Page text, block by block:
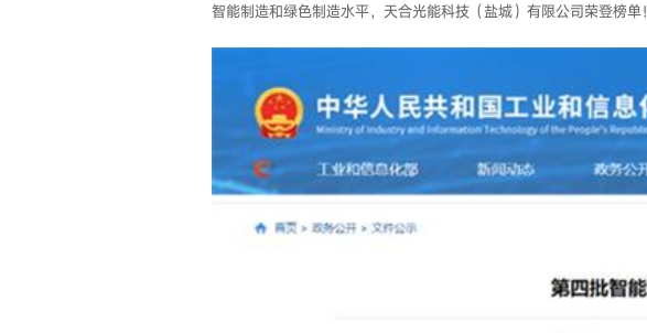
智能制造和绿色制造水平，天合光能科技（盐城）有限公司荣登榜单！